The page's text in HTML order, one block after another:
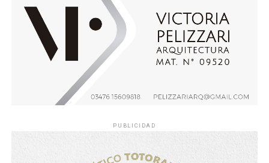
PUBLICIDAD